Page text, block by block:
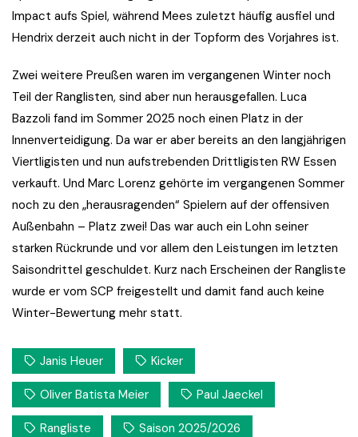
Impact aufs Spiel, während Mees zuletzt häufig ausfiel und
Hendrix derzeit auch nicht in der Topform des Vorjahres ist.
Zwei weitere Preußen waren im vergangenen Winter noch
Teil der Ranglisten, sind aber nun herausgefallen. Luca
Bazzoli fand im Sommer 2025 noch einen Platz in der
Innenverteidigung. Da war er aber bereits an den langjährigen
Viertligisten und nun aufstrebenden Drittligisten RW Essen
verkauft. Und Marc Lorenz gehörte im vergangenen Sommer
noch zu den „herausragenden“ Spielern auf der offensiven
Außenbahn – Platz zwei! Das war auch ein Lohn seiner
starken Rückrunde und vor allem den Leistungen im letzten
Saisondrittel geschuldet. Kurz nach Erscheinen der Rangliste
wurde er vom SCP freigestellt und damit fand auch keine
Winter-Bewertung mehr statt.
Janis Heuer Kicker
Oliver Batista Meier Paul Jaeckel
Rangliste Saison 2025/2026